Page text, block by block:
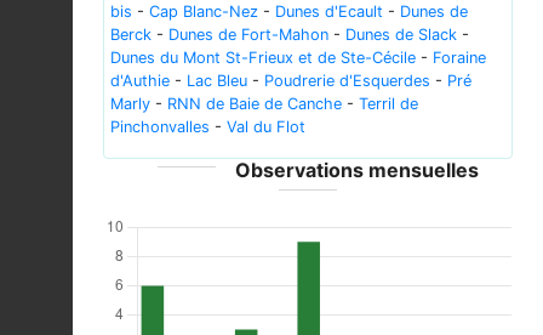
bis - Cap Blanc-Nez - Dunes d'Ecault - Dunes de
Berck - Dunes de Fort-Mahon - Dunes de Slack -
Dunes du Mont St-Frieux et de Ste-Cécile - Foraine
d'Authie - Lac Bleu - Poudrerie d'Esquerdes - Pré
Marly - RNN de Baie de Canche - Terril de
Pinchonvalles - Val du Flot
Observations mensuelles